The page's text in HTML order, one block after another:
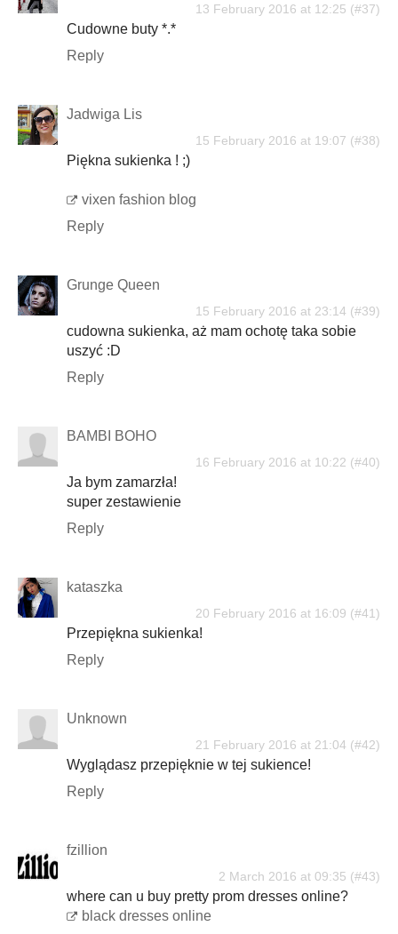
13 February 2016 at 12:25
Cudowne buty *.*
Reply
Jadwiga Lis
15 February 2016 at 19:07
Piękna sukienka ! ;)
vixen fashion blog
Reply
Grunge Queen
15 February 2016 at 23:14
cudowna sukienka, aż mam ochotę taka sobie
uszyć :D
Reply
BAMBI BOHO
16 February 2016 at 10:22
Ja bym zamarzła!
super zestawienie
Reply
kataszka
20 February 2016 at 16:09
Przepiękna sukienka!
Reply
Unknown
21 February 2016 at 21:04
Wyglądasz przepięknie w tej sukience!
Reply
fzillion
2 March 2016 at 09:35
where can u buy pretty prom dresses online?
black dresses online